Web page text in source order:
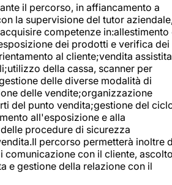
il percorso, in affiancamento a
la supervisione del tutor
competenze in:allestimento
dei prodotti e verifica dei
al cliente;vendita assistita
della cassa, scanner per
delle diverse modalità di
delle vendite;organizzazione
del punto vendita;gestione del
all'esposizione e alla
procedure di sicurezza
percorso permetterà inoltre
comunicazione con il cliente,
e gestione della relazione con il